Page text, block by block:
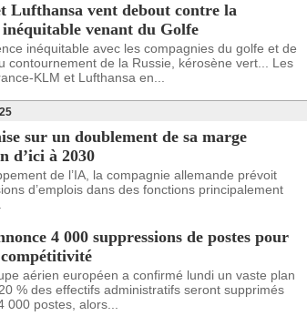
Lufthansa vent debout contre la
venant du Golfe
inéquitable avec les compagnies du golfe et de
contournement de la Russie, kérosène vert... Les
KLM et Lufthansa en...
sur un doublement de sa marge
d’ici à 2030
de l’IA, la compagnie allemande prévoit
d’emplois dans des fonctions principalement
4 000 suppressions de postes pour
aérien européen a confirmé lundi un vaste plan
% des effectifs administratifs seront supprimés
000 postes, alors...